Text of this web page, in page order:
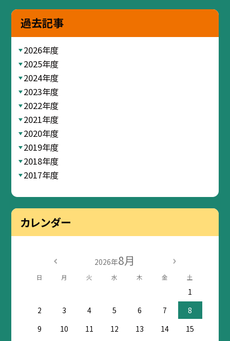
過去記事
2026年度
2025年度
2024年度
2023年度
2022年度
2021年度
2020年度
2019年度
2018年度
2017年度
カレンダー
2026年8月
日 月 火 水 木 金 土
1
2
3 4 5 6 7
8
9
10 11 12 13 14
15